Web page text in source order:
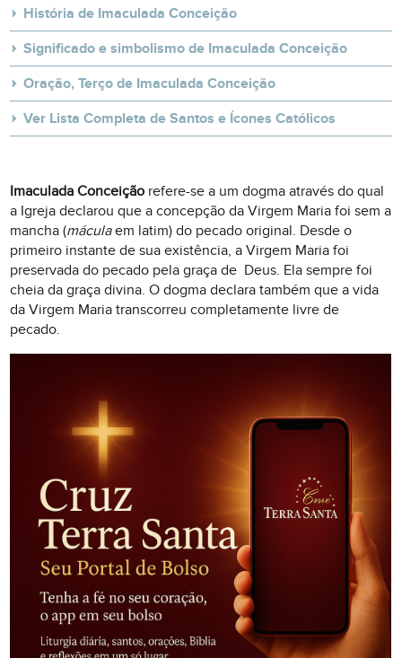
História de Imaculada Conceição
Significado e simbolismo de Imaculada Conceição
Oração, Terço de Imaculada Conceição
Ver Lista Completa de Santos e Ícones Católicos
Imaculada Conceição refere-se a um dogma através do qual
a Igreja declarou que a concepção da Virgem Maria foi sem a
mancha (máculaem latim) do pecado original. Desde o
primeiro instante de sua existência, a Virgem Maria foi
preservada do pecado pela graça de Deus. Ela sempre foi
cheia da graça divina. O dogma declara também que a vida
da Virgem Maria transcorreu completamente livre de
pecado.